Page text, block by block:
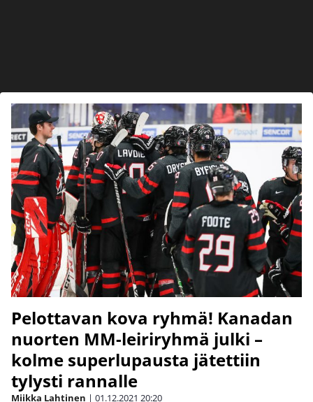
Pelottavan kova ryhmä! Kanadan
nuorten MM-leiriryhmä julki –
kolme superlupausta jätettiin
tylysti rannalle
Miikka Lahtinen | 01.12.2021 20:20